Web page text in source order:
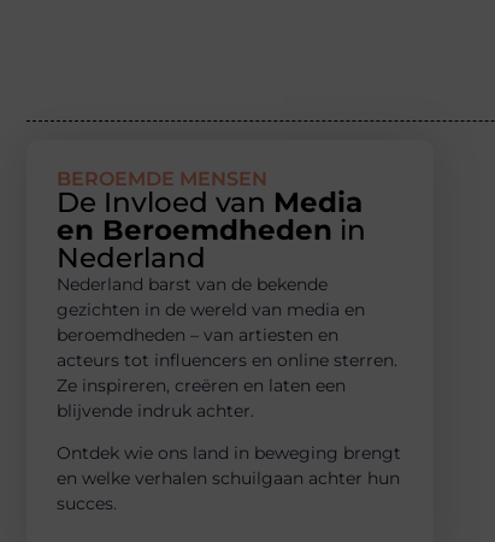
BEROEMDE MENSEN
De Invloed van Media
en Beroemdheden in
Nederland
Nederland barst van de bekende
gezichten in de wereld van media en
beroemdheden – van artiesten en
acteurs tot influencers en online sterren.
Ze inspireren, creëren en laten een
blijvende indruk achter.
Ontdek wie ons land in beweging brengt
en welke verhalen schuilgaan achter hun
succes.